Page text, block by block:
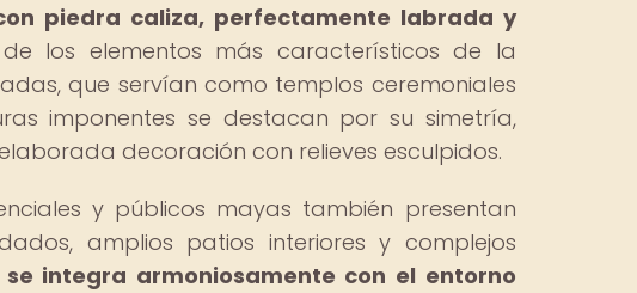
piedra caliza, perfectamente labrada y
los elementos más característicos de la
que servían como templos ceremoniales
imponentes se destacan por su simetría,
decoración con relieves esculpidos.
y públicos mayas también presentan
amplios patios interiores y complejos
integra armoniosamente con el entorno